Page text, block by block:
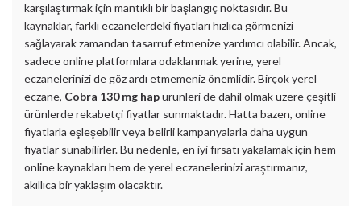
karşılaştırmak için mantıklı bir başlangıç noktasıdır. Bu
kaynaklar, farklı eczanelerdeki fiyatları hızlıca görmenizi
sağlayarak zamandan tasarruf etmenize yardımcı olabilir. Ancak,
sadece online platformlara odaklanmak yerine, yerel
eczanelerinizi de göz ardı etmemeniz önemlidir. Birçok yerel
eczane, Cobra 130 mg hapürünleri de dahil olmak üzere çeşitli
ürünlerde rekabetçi fiyatlar sunmaktadır. Hatta bazen, online
fiyatlarla eşleşebilir veya belirli kampanyalarla daha uygun
fiyatlar sunabilirler. Bu nedenle, en iyi fırsatı yakalamak için hem
online kaynakları hem de yerel eczanelerinizi araştırmanız,
akıllıca bir yaklaşım olacaktır.